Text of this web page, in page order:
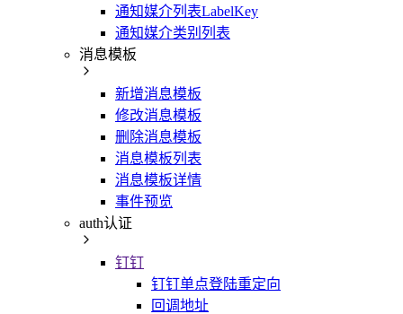
通知媒介列表LabelKey
通知媒介类别列表
消息模板
新增消息模板
修改消息模板
删除消息模板
消息模板列表
消息模板详情
事件预览
auth认证
钉钉
钉钉单点登陆重定向
回调地址